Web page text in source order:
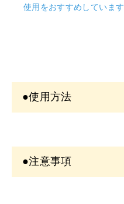
使用をおすすめしています
●使用方法
初めてお使いになる場合
で放置すると色が出にく
●注意事項